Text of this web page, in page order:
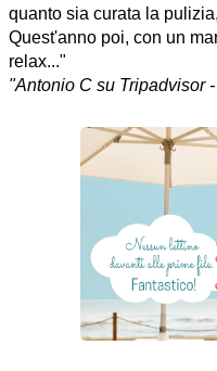
quanto sia curata la
Quest'anno poi, con un
relax..."
"Antonio C su Tripadvisor